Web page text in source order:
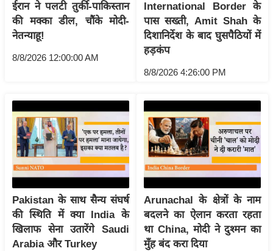
हि
त्य
ज
ग
व
र्ल्ड
न्यू
ज
ब्री
फ
म
नो
ईरान ने पलटी तुर्की-पाकिस्तान
की मक्का डील, चौंके मोदी-
नेतन्याहू!
8/8/2026 12:00:00 AM
International Border के
पास सख्ती, Amit Shah के
दिशानिर्देश के बाद घुसपैठियों में
हड़कंप
8/8/2026 4:26:00 PM
Pakistan के साथ सैन्य संघर्ष
की स्थिति में क्या India के
खिलाफ सेना उतारेंगे Saudi
Arabia और Turkey
Arunachal के क्षेत्रों के नाम
बदलने का ऐलान करता रहता
था China, मोदी ने दुश्मन का
मुँह बंद करा दिया